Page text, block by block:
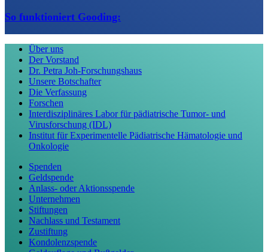
So funktioniert Gooding:
Über uns
Der Vorstand
Dr. Petra Joh-Forschungshaus
Unsere Botschafter
Die Verfassung
Forschen
Interdisziplinäres Labor für pädiatrische Tumor- und
Virusforschung (IDL)
Institut für Experimentelle Pädiatrische Hämatologie und
Onkologie
Spenden
Geldspende
Anlass- oder Aktionsspende
Unternehmen
Stiftungen
Nachlass und Testament
Zustiftung
Kondolenzspende